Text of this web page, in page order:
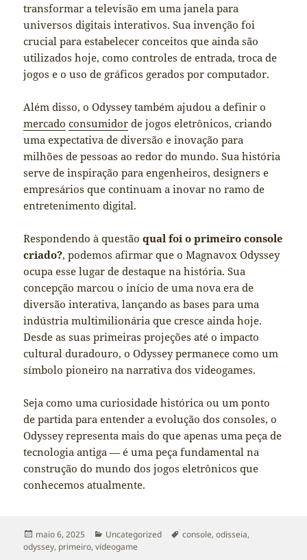
transformar a televisão em uma janela para
universos digitais interativos. Sua invenção foi
crucial para estabelecer conceitos que ainda são
utilizados hoje, como controles de entrada, troca de
jogos e o uso de gráficos gerados por computador.
Além disso, o Odyssey também ajudou a definir o
mercado consumidor de jogos eletrônicos, criando
uma expectativa de diversão e inovação para
milhões de pessoas ao redor do mundo. Sua história
serve de inspiração para engenheiros, designers e
empresários que continuam a inovar no ramo de
entretenimento digital.
Respondendo à questãoqual foi o primeiro console
criado?, podemos afirmar que o Magnavox Odyssey
ocupa esse lugar de destaque na história. Sua
concepção marcou o início de uma nova era de
diversão interativa, lançando as bases para uma
indústria multimilionária que cresce ainda hoje.
Desde as suas primeiras projeções até o impacto
cultural duradouro, o Odyssey permanece como um
símbolo pioneiro na narrativa dos videogames.
Seja como uma curiosidade histórica ou um ponto
de partida para entender a evolução dos consoles, o
Odyssey representa mais do que apenas uma peça de
tecnologia antiga — é uma peça fundamental na
construção do mundo dos jogos eletrônicos que
conhecemos atualmente.
Publicado
em
maio 6, 2025 Categorias
Uncategorized Tags
console,odisseia,
odyssey, primeiro,videogame